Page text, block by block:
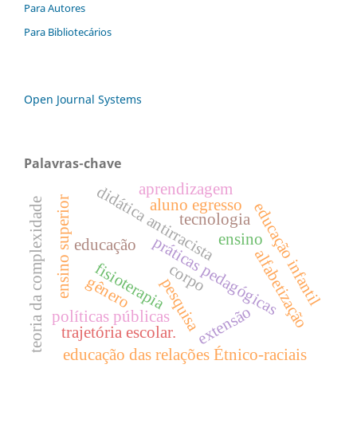
Para Autores
Para Bibliotecários
Open Journal Systems
Palavras-chave
educação
corpo
ensino
pesquisaextensão
práticas pedagógicas
didática antirracista
educação das relações Étnico-raciais
educação infantil
políticas públicas
trajetória escolar.
ensino superior aluno egresso
fisioterapia
teoria da complexidade alfabetização
gênero
tecnologia
aprendizagem